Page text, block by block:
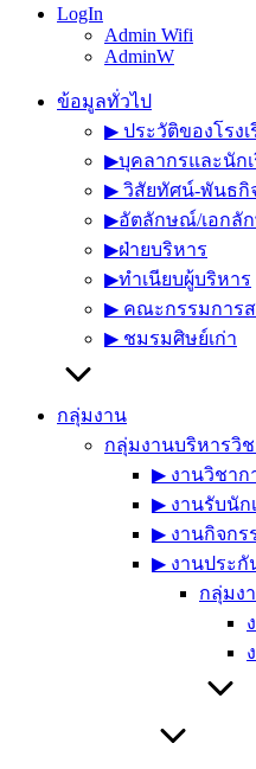
LogIn
Admin Wifi
AdminW
ข้อมูลทั่วไป
▶︎ ประวัติของโรงเ
▶︎บุคลากรและนัก
▶︎ วิสัยทัศน์-พันธกิ
▶︎อัตลักษณ์/เอกลั
▶︎ฝ่ายบริหาร
▶︎ทำเนียบผู้บริหาร
▶︎ คณะกรรมการ
▶︎ ชมรมศิษย์เก่า
กลุ่มงาน
กลุ่มงานบริหารวิ
▶︎ งานวิชาก
▶︎ งานรับนัก
▶︎ งานกิจกร
▶︎ งานประ
กลุ่มง